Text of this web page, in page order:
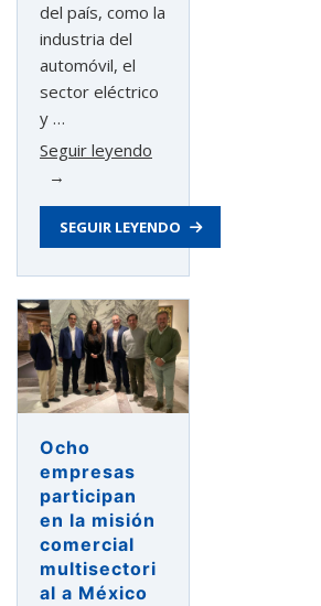
del país, como la
industria del
automóvil, el
sector eléctrico
y …
Seguir leyendo
negocio
en
México
2023»
SEGUIR LEYENDO
Ocho
empresas
participan
en la misión
comercial
multisectori
al a México